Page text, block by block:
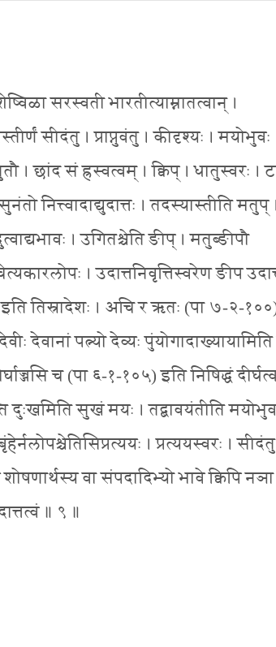
सरस्वती भारतीत्याम्नातत्वान् ।
सीदंतु । प्राप्नुवंतु । कीदृश्यः । मयोभुवः
। छांद सं ह्रस्वत्वम् । क्विप् । धातुस्वरः ।
नित्त्वादाद्युदात्तः । तदस्यास्तीति मतुप् ।
। उगितश्चेति ङीप् । मतुब्ङीपौ
। उदात्तनिवृत्तिस्वरेण ङीप
इति तिस्रादेशः । अचि र ऋतः (पा ७-२-
देवानां पत्न्यो देव्यः पुंयोगादाख्यायामिति
च (पा ६-१-१०५) इति निषिद्धं
दुःखमिति सुखं मयः । तद्बावयंतीति
। प्रत्ययस्वरः । सीदंतु
शोषणार्थस्य वा संपदादिभ्यो भावे क्विपि नञा
॥ ९ ॥